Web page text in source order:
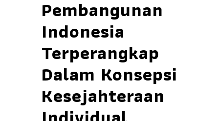
Pembangunan
Indonesia
Terperangkap
Dalam Konsepsi
Kesejahteraan